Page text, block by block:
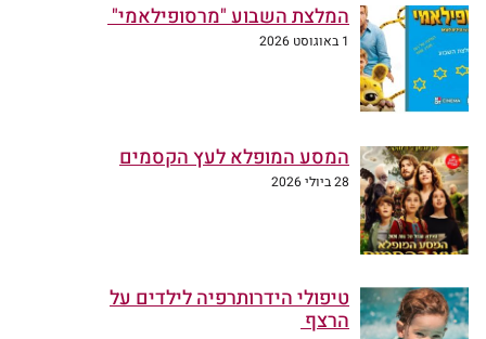
המלצת השבוע "מרסופילאמי"
1 באוגוסט 2026
המסע המופלא לעץ הקסמים
28 ביולי 2026
טיפולי הידרותרפיה לילדים על
הרצף